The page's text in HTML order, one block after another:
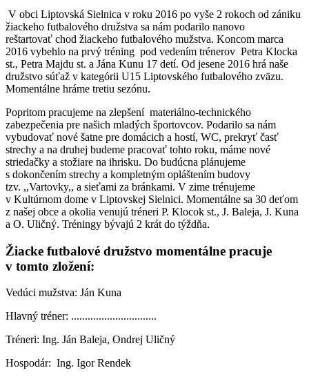
V obci Liptovská Sielnica v roku 2016 po vyše 2 rokoch od zániku
žiackeho futbalového družstva sa nám podarilo nanovo
reštartovať chod žiackeho futbalového mužstva. Koncom marca
2016 vybehlo na prvý tréning pod vedením trénerov Petra Klocka
st., Petra Majdu st. a Jána Kunu 17 detí. Od jesene 2016 hrá naše
družstvo súťaž v kategórii U15 Liptovského futbalového zväzu.
Momentálne hráme tretiu sezónu.
Popritom pracujeme na zlepšení materiálno-technického
zabezpečenia pre našich mladých športovcov. Podarilo sa nám
vybudovať nové šatne pre domácich a hostí, WC, prekryť časť
strechy a na druhej budeme pracovať tohto roku, máme nové
striedačky a stožiare na ihrisku. Do budúcna plánujeme
s dokončením strechy a kompletným opláštením budovy
tzv. ,,Vartovky,, a sieťami za bránkami. V zime trénujeme
v Kultúrnom dome v Liptovskej Sielnici. Momentálne sa 30 deťom
z našej obce a okolia venujú tréneri P. Klocok st., J. Baleja, J. Kuna
a O. Uličný. Tréningy bývajú 2 krát do týždňa.
Žiacke futbalové družstvo momentálne pracuje
v tomto zložení:
Vedúci mužstva: Ján Kuna
Hlavný tréner: ...............................
Tréneri: Ing. Ján Baleja, Ondrej Uličný
Hospodár: Ing. Igor Rendek